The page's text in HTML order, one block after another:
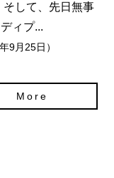
そして、先日無事
ィプ...
9月25日）
More